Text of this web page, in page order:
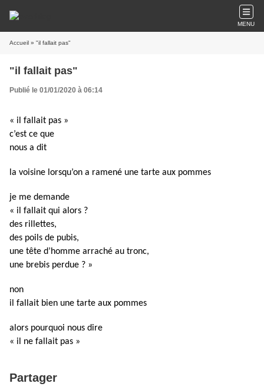
MENU
Accueil » "il fallait pas"
"il fallait pas"
Publié le 01/01/2020 à 06:14
« il fallait pas »
c’est ce que
nous a dit
la voisine lorsqu’on a ramené une tarte aux pommes
je me demande
« il fallait qui alors ?
des rillettes,
des poils de pubis,
une tête d’homme arraché au tronc,
une brebis perdue ? »
non
il fallait bien une tarte aux pommes
alors pourquoi nous dire
« il ne fallait pas »
Partager